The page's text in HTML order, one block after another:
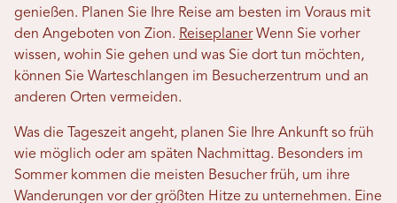
genießen. Planen Sie Ihre Reise am besten im Voraus mit
den Angeboten von Zion. ReiseplanerWenn Sie vorher
wissen, wohin Sie gehen und was Sie dort tun möchten,
können Sie Warteschlangen im Besucherzentrum und an
anderen Orten vermeiden.
Was die Tageszeit angeht, planen Sie Ihre Ankunft so früh
wie möglich oder am späten Nachmittag. Besonders im
Sommer kommen die meisten Besucher früh, um ihre
Wanderungen vor der größten Hitze zu unternehmen. Eine